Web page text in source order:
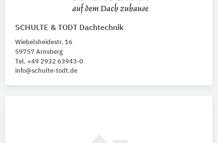
SCHULTE & TODT Dachtechnik
Wiebelsheidestr. 16
59757 Arnsberg
Tel. +49 2932 63943-0
info@schulte-todt.de